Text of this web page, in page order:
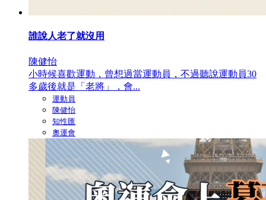
誰說人老了就沒用
陳健怡
小時候喜歡運動，曾想過當運動員，不過聽說運動員30
多歲後就是「老將」，會...
運動員
陳健怡
知性匯
奧運會